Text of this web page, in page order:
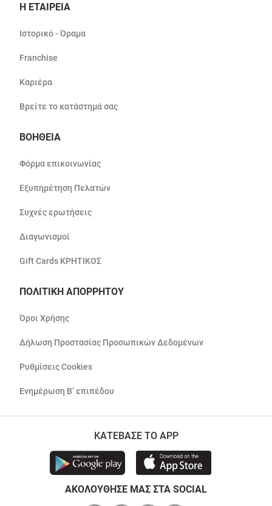
Η ΕΤΑΙΡΕΙΑ
Ιστορικό - Όραμα
Franchise
Καριέρα
Βρείτε το κατάστημά σας
ΒΟΗΘΕΙΑ
Φόρμα επικοινωνίας
Εξυπηρέτηση Πελατών
Συχνές ερωτήσεις
Διαγωνισμοί
Gift Cards ΚΡΗΤΙΚΟΣ
ΠΟΛΙΤΙΚΗ ΑΠΟΡΡΗΤΟΥ
Όροι Χρήσης
Δήλωση Προστασίας Προσωπικών Δεδομένων
Ρυθμίσεις Cookies
Ενημέρωση Β’ επιπέδου
ΚΑΤΕΒΑΣΕ ΤΟ APP
ΑΚΟΛΟΥΘΗΣΕ ΜΑΣ ΣΤΑ SOCIAL